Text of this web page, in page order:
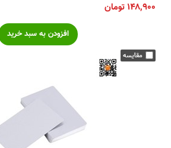
۱۴۸,۹۰۰تومان